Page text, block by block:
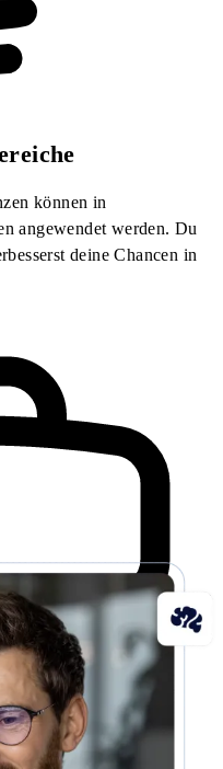
können in
angewendet werden. Du
deine Chancen in